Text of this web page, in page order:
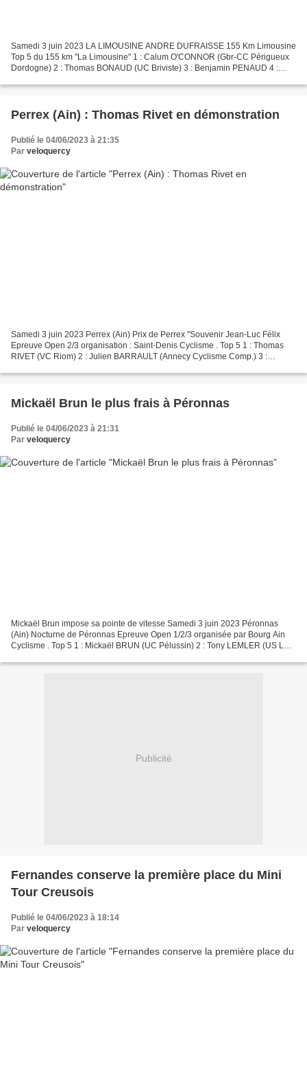
Samedi 3 juin 2023 LA LIMOUSINE ANDRE DUFRAISSE 155 Km Limousine
Top 5 du 155 km "La Limousine" 1 : Calum O'CONNOR (Gbr-CC Périgueux
Dordogne) 2 : Thomas BONAUD (UC Briviste) 3 : Benjamin PENAUD 4 :
Perrex (Ain) : Thomas Rivet en démonstration
Publié le 04/06/2023 à 21:35
Par veloquercy
Samedi 3 juin 2023 Perrex (Ain) Prix de Perrex "Souvenir Jean-Luc Félix
Epreuve Open 2/3 organisation : Saint-Denis Cyclisme . Top 5 1 : Thomas
RIVET (VC Riom) 2 : Julien BARRAULT (Annecy Cyclisme Comp.) 3 :
Mickaël Brun le plus frais à Péronnas
Publié le 04/06/2023 à 21:31
Par veloquercy
Mickaël Brun impose sa pointe de vitesse Samedi 3 juin 2023 Péronnas
(Ain) Nocturne de Péronnas Epreuve Open 1/2/3 organisée par Bourg Ain
Cyclisme . Top 5 1 : Mickaël BRUN (UC Pélussin) 2 : Tony LEMLER (US Le
Publicité
Fernandes conserve la première place du Mini
Tour Creusois
Publié le 04/06/2023 à 18:14
Par veloquercy